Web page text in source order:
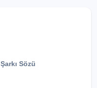
Şarkı Sözü